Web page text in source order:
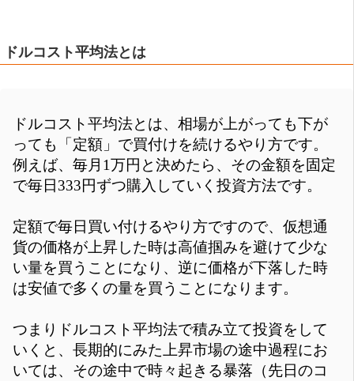
ドルコスト平均法とは
ドルコスト平均法とは、相場が上がっても下が
っても「定額」で買付けを続けるやり方です。
例えば、毎月1万円と決めたら、その金額を固定
で毎日333円ずつ購入していく投資方法です。
定額で毎日買い付けるやり方ですので、仮想通
貨の価格が上昇した時は高値掴みを避けて少な
い量を買うことになり、逆に価格が下落した時
は安値で多くの量を買うことになります。
つまりドルコスト平均法で積み立て投資をして
いくと、長期的にみた上昇市場の途中過程にお
いては、その途中で時々起きる暴落（先日のコ